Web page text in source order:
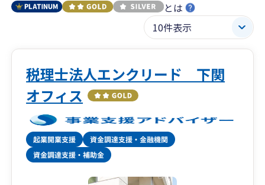
とは
税理士法人エンクリード 下関
オフィス